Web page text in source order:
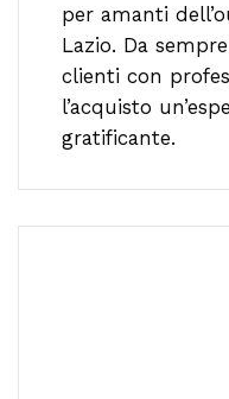
per amanti
Lazio. Da
clienti con
l’acquisto
gratificante.